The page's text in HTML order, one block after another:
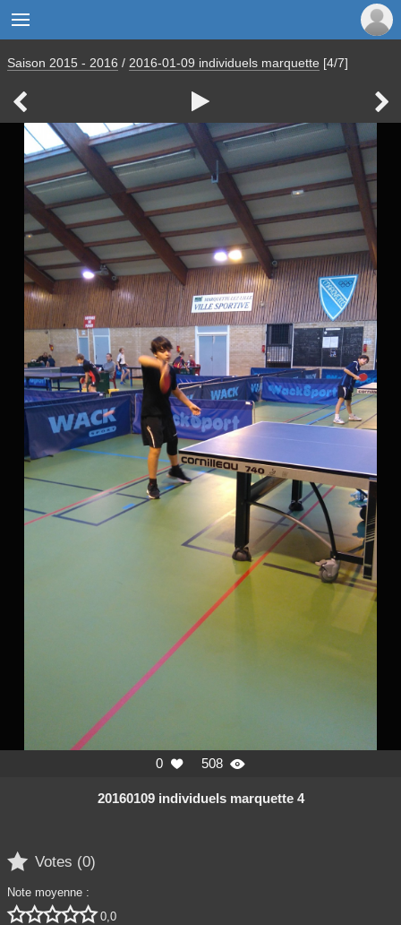

Saison 2015 - 2016 / 2016-01-09 individuels marquette [4/7]
  
0  508 
20160109 individuels marquette 4
 Votes (0)
Note moyenne :
 0,0